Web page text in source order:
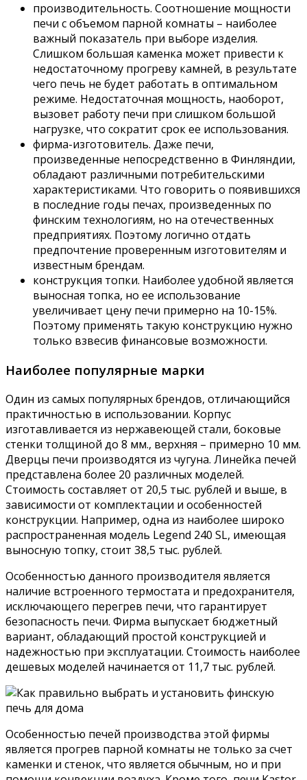
производительность. Соотношение мощности
печи с объемом парной комнаты – наиболее
важный показатель при выборе изделия.
Слишком большая каменка может привести к
недостаточному прогреву камней, в результате
чего печь не будет работать в оптимальном
режиме. Недостаточная мощность, наоборот,
вызовет работу печи при слишком большой
нагрузке, что сократит срок ее использования.
фирма-изготовитель. Даже печи,
произведенные непосредственно в Финляндии,
обладают различными потребительскими
характеристиками. Что говорить о появившихся
в последние годы печах, произведенных по
финским технологиям, но на отечественных
предприятиях. Поэтому логично отдать
предпочтение проверенным изготовителям и
известным брендам.
конструкция топки. Наиболее удобной является
выносная топка, но ее использование
увеличивает цену печи примерно на 10-15%.
Поэтому применять такую конструкцию нужно
только взвесив финансовые возможности.
Наиболее популярные марки
Один из самых популярных брендов, отличающийся
практичностью в использовании. Корпус
изготавливается из нержавеющей стали, боковые
стенки толщиной до 8 мм., верхняя – примерно 10 мм.
Дверцы печи производятся из чугуна. Линейка печей
представлена более 20 различных моделей.
Стоимость составляет от 20,5 тыс. рублей и выше, в
зависимости от комплектации и особенностей
конструкции. Например, одна из наиболее широко
распространенная модель Legend 240 SL, имеющая
выносную топку, стоит 38,5 тыс. рублей.
Особенностью данного производителя является
наличие встроенного термостата и предохранителя,
исключающего перегрев печи, что гарантирует
безопасность печи. Фирма выпускает бюджетный
вариант, обладающий простой конструкцией и
надежностью при эксплуатации. Стоимость наиболее
дешевых моделей начинается от 11,7 тыс. рублей.
Особенностью печей производства этой фирмы
является прогрев парной комнаты не только за счет
каменки и стенок, что является обычным, но и при